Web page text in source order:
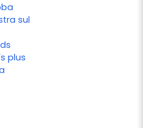
sul
plus